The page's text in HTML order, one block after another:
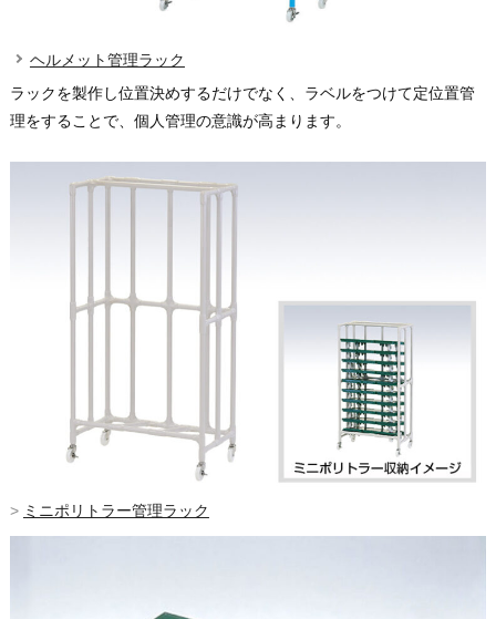
ヘルメット管理ラック
ラックを製作し位置決めするだけでなく、ラベルをつけて定位置管
理をすることで、個人管理の意識が高まります。
> ミニポリトラー管理ラック